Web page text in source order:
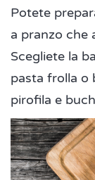
Potete
a pranzo che
Scegliete la
pasta frolla o
pirofila e